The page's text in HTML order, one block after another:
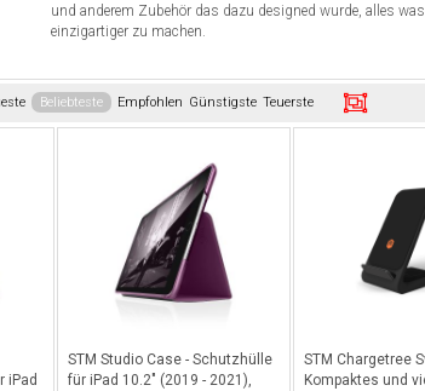
und anderem Zubehör das dazu designed wurde, alles
einzigartiger zu machen.
Beliebteste Empfohlen Günstigste Teuerste
iPad
STM Studio Case - Schutzhülle
für iPad 10.2" (2019 - 2021),
STM Chargetree
Kompaktes und